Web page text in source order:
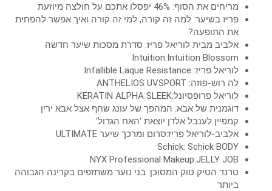
מריחים את הסוף: 46% יפסלו אתכם על חולצה מיוזעת
פריז בשיער: למה זה קורה, למי זה קורה ואיך אפשר להפחית
את התופעה?
אלביב מבית לוריאל פריז: סדרת מסכות שיער חדשה
Intuition:Intuition Blossom
לוריאל פריז: Infallible Laque Resistance
לה רוש-פוזה: ANTHELIOS UVSPORT
לוריאל פרופסיונל:KERATIN ALPHA SLEEK
דוגמנית של אבא: המהפך של עונג שחף אצל אבא ירין
קמפיין לענבל אלדן יוצאת 'האח הגדול'
אלביב-לוריאל פריז:סרום ומרכך שיער ULTIMATE
Schick: Schick BODY
NYX Professional Makeup:JELLY JOB
טרנד הטיק טוק המסוכן: בני נוער משתזפים בקרינה הגבוהה
ביותר